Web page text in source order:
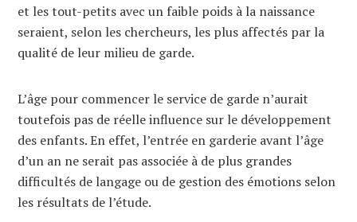
et les tout-petits avec un faible poids à la naissance
seraient, selon les chercheurs, les plus affectés par la
qualité de leur milieu de garde.
L’âge pour commencer le service de garde n’aurait
toutefois pas de réelle influence sur le développement
des enfants. En effet, l’entrée en garderie avant l’âge
d’un an ne serait pas associée à de plus grandes
difficultés de langage ou de gestion des émotions selon
les résultats de l’étude.